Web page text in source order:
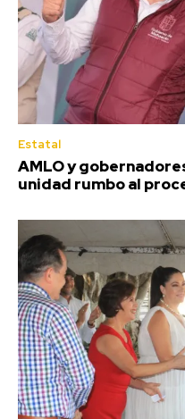
Estatal
AMLO y
unidad rumbo al